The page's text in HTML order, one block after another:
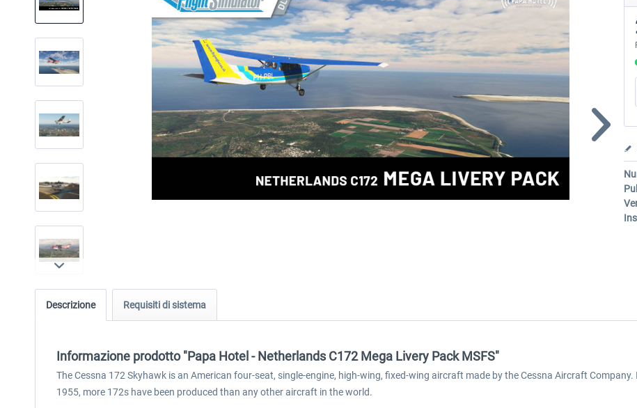
Descrizione Requisiti di sistema
Informazione prodotto "Papa Hotel - Netherlands C172 Mega Livery Pack MSFS"
The Cessna 172 Skyhawk is an American four-seat, single-engine, high-wing, fixed-wing aircraft made by the Cessna Aircraft
1955, more 172s have been produced than any other aircraft in the world.